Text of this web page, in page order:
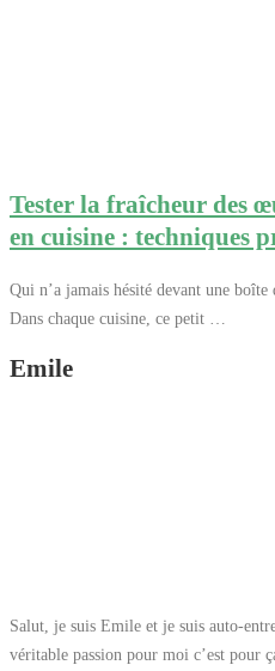
Tester la fraîcheur des
en cuisine : techniques
Qui n’a jamais hésité devant une boîte
Dans chaque cuisine, ce petit …
Emile
Salut, je suis Emile et je suis auto-
véritable passion pour moi c’est pour